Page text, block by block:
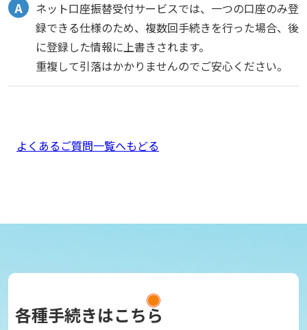
ネット口座振替受付サービスでは、一つの口座のみ登
録できる仕様のため、複数回手続きを行った場合、後
に登録した情報に上書きされます。
重複して引落はかかりませんのでご安心ください。
よくあるご質問一覧へもどる
各種手続きはこちら